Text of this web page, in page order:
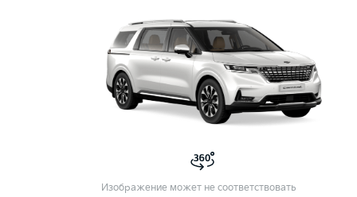
Изображение может не соответствовать